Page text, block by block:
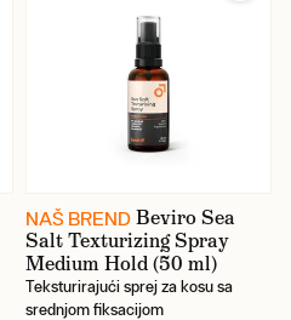
NAŠ BREND Beviro Sea
Salt Texturizing Spray
Medium Hold (50 ml)
Teksturirajući sprej za kosu sa
srednjom fiksacijom